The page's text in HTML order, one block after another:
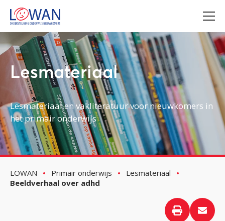
Lesmateriaal
Lesmateriaal en vakliteratuur voor nieuwkomers in
het primair onderwijs
LOWAN Primair onderwijs
Lesmateriaal
Beeldverhaal over adhd